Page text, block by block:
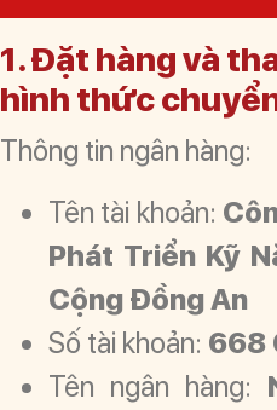
1. Đặt hàng và
hình thức
Thông tin ngân hàng:
Tên tài khoản:
Phát Triển Kỹ
Cộng Đồng An
Số tài khoản: 668
Tên ngân hàng: